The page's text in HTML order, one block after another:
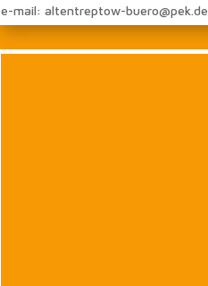
e-mail: altentreptow-buero@pek.de